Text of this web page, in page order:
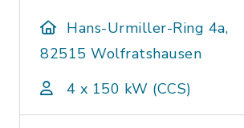
Hans-Urmiller-Ring 4a,
82515 Wolfratshausen
4 x 150 kW (CCS)